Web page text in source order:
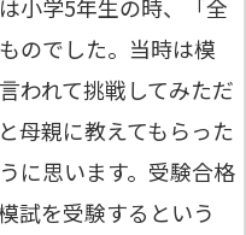
小学5年生の時、「全
のでした。当時は模
われて挑戦してみただ
母親に教えてもらった
に思います。受験合格
試を受験するという